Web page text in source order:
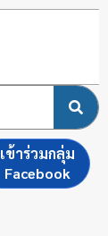
เข้าร่วมกลุ่ม
Facebook